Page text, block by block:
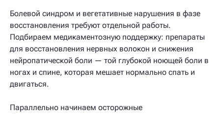
Болевой синдром и вегетативные нарушения в фазе
восстановления требуют отдельной работы.
Подбираем медикаментозную поддержку: препараты
для восстановления нервных волокон и снижения
нейропатической боли — той глубокой ноющей боли в
ногах и спине, которая мешает нормально спать и
двигаться.
Параллельно начинаем осторожные